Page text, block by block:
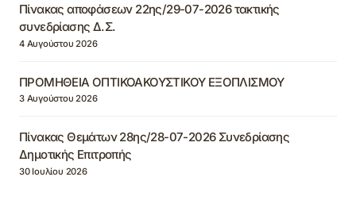
Πίνακας αποφάσεων 22ης/29-07-2026 τακτικής
συνεδρίασης Δ.Σ.
4 Αυγούστου 2026
ΠΡΟΜΗΘΕΙΑ ΟΠΤΙΚΟΑΚΟΥΣΤΙΚΟΥ ΕΞΟΠΛΙΣΜΟΥ
3 Αυγούστου 2026
Πίνακας Θεμάτων 28ης/28-07-2026 Συνεδρίασης
Δημοτικής Επιτροπής
30 Ιουλίου 2026